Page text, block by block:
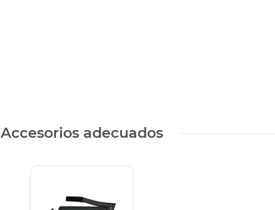
Accesorios adecuados